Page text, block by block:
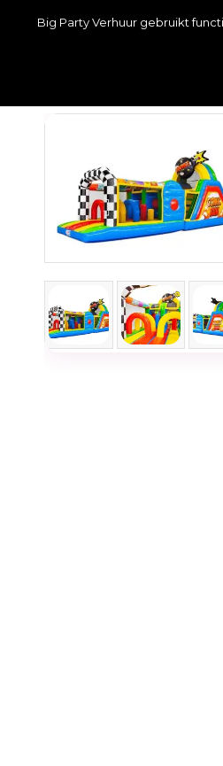
Big Party Verhuur gebruikt